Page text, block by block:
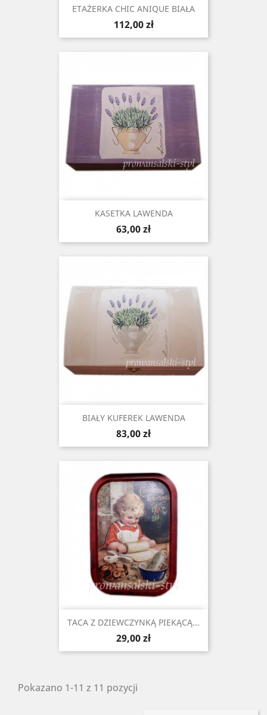
ETAŻERKA CHIC ANIQUE BIAŁA
Cena
112,00 zł
KASETKA LAWENDA
Cena
63,00 zł
BIAŁY KUFEREK LAWENDA
Cena
83,00 zł
TACA Z DZIEWCZYNKĄ PIEKĄCĄ...
Cena
29,00 zł
Pokazano 1-11 z 11 pozycji